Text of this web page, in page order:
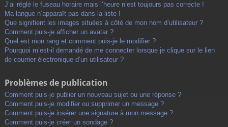
J’ai réglé le fuseau horaire mais l’heure n’est toujours pas correcte !
Ma langue n’apparaît pas dans la liste !
Que signifient les images situées à côté de mon nom d’utilisateur ?
Comment puis-je afficher un avatar ?
Quel est mon rang et comment puis-je le modifier ?
Pourquoi m’est-il demandé de me connecter lorsque je clique sur le lien
de courrier électronique d’un utilisateur ?
Problèmes de publication
Comment puis-je publier un nouveau sujet ou une réponse ?
Comment puis-je modifier ou supprimer un message ?
Comment puis-je insérer une signature à mon message ?
Comment puis-je créer un sondage ?